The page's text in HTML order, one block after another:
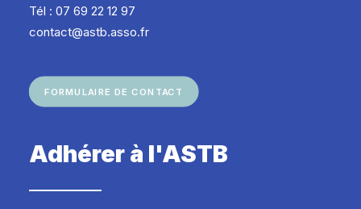
Tél : 07 69 22 12 97
contact@astb.asso.fr
FORMULAIRE DE CONTACT
Adhérer à l'ASTB